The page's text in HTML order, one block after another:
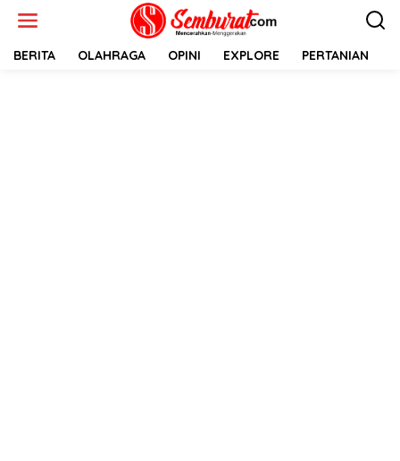
BERITA OLAHRAGA OPINI EXPLORE PERTANIAN